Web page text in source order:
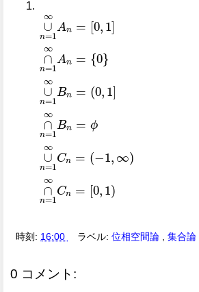
∞
∪
n=1
An = [0, 1]
∞
∩
n=1
An = {0}
∞
∪
n=1
Bn = (0, 1]
∞
∩
n=1
Bn = ϕ
∞
∪
n=1
Cn = (−1, ∞)
∞
∩
n=1
Cn = [0, 1)
∪n
時刻: 16:00 ラベル:位相空間論 ,集合論
0 コメント: